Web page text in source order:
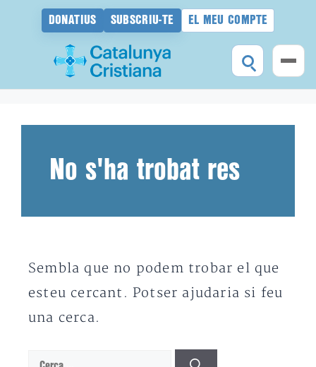
DONATIUS SUBSCRIU-TE EL MEU COMPTE
No s'ha trobat res
Sembla que no podem trobar el que
esteu cercant. Potser ajudaria si feu
una cerca.
Cerca: